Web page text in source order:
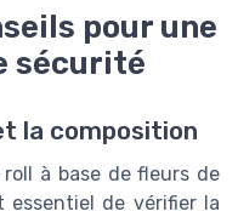
pour une
sécurité
la composition
à base de fleurs de
essentiel de vérifier la